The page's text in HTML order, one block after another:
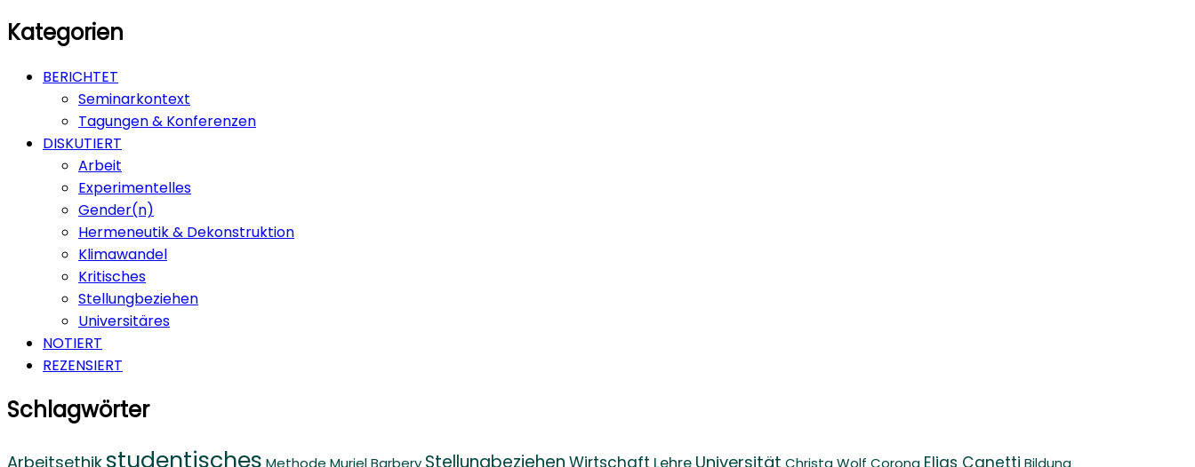
Kategorien
BERICHTET
Seminarkontext
Tagungen & Konferenzen
DISKUTIERT
Arbeit
Experimentelles
Gender(n)
Hermeneutik & Dekonstruktion
Klimawandel
Kritisches
Stellungbeziehen
Universitäres
NOTIERT
REZENSIERT
Schlagwörter
Arbeitsethik studentisches Methode Muriel Barbery Wirtschaft Universität Christa Wolf Corona Elias Canetti Bildung